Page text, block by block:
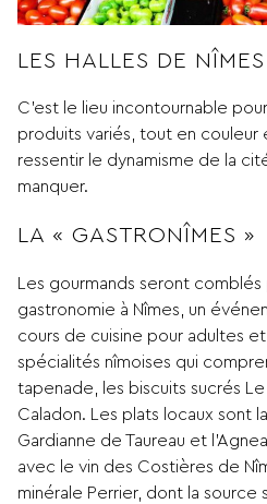
LES HALLES DE NÎMES
C’est le lieu incontournable
produits variés, tout en couleur
ressentir le dynamisme de la
manquer.
LA « GASTRONÎMES »
Les gourmands seront
gastronomie à Nîmes, un
cours de cuisine pour adultes
spécialités nîmoises qui
tapenade, les biscuits sucrés
Caladon. Les plats locaux sont
Gardianne de Taureau et
avec le vin des Costières de
minérale Perrier, dont la source